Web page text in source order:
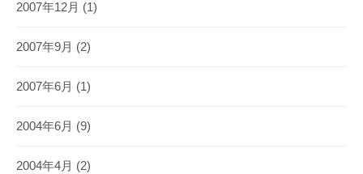
2007年12月 (1)
2007年9月 (2)
2007年6月 (1)
2004年6月 (9)
2004年4月 (2)